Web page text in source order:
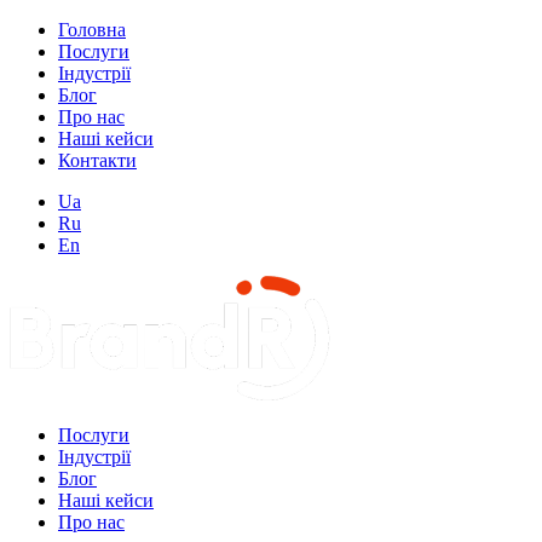
Головна
Послуги
Індустрії
Блог
Про нас
Наші кейси
Контакти
Ua
Ru
En
Послуги
Індустрії
Блог
Наші кейси
Про нас